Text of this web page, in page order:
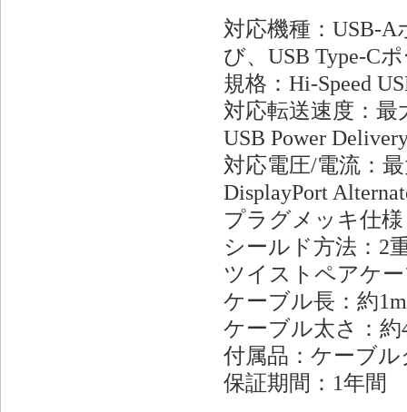
対応機種：USB-
び、USB Type-C
規格：Hi-Speed
対応転送速度：
USB Power
対応電圧/電流：
DisplayPort
プラグメッキ仕
シールド方法：2
ツイストペアケ
ケーブル長：約
ケーブル太さ：約
付属品：ケーブ
保証期間：1年間